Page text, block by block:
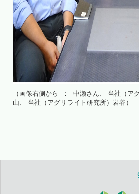
（画像右側から ： 中瀬さん、 当社（ア
山、 当社（アグリライト研究所）岩谷）